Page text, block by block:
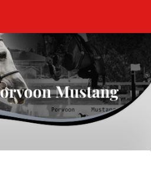
Porvoon Mustang